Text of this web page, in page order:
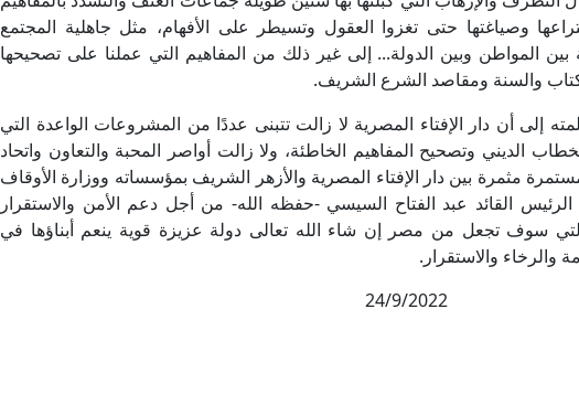
وصياغتها حتى تغزوا العقول وتسيطر على الأفهام، مثل جاهلية المجتمع
بين المواطن وبين الدولة... إلى غير ذلك من المفاهيم التي عملنا على تصحيحها
والسنة ومقاصد الشرع الشريف.
إلى أن دار الإفتاء المصرية لا زالت تتبنى عددًا من المشروعات الواعدة التي
الديني وتصحيح المفاهيم الخاطئة، ولا زالت أواصر المحبة والتعاون واتحاد
مثمرة بين دار الإفتاء المصرية والأزهر الشريف بمؤسساته ووزارة الأوقاف
القائد عبد الفتاح السيسي -حفظه الله- من أجل دعم الأمن والاستقرار
سوف تجعل من مصر إن شاء الله تعالى دولة عزيزة قوية ينعم أبناؤها في
والرخاء والاستقرار.
24/9/2022